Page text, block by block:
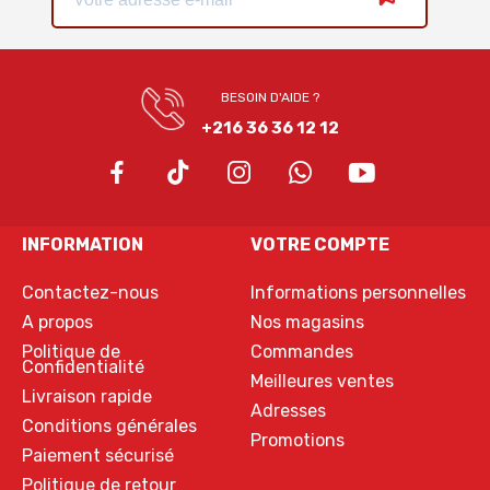
BESOIN D'AIDE ?
+216 36 36 12 12
INFORMATION
Contactez-nous
A propos
Politique de
Confidentialité
Livraison rapide
Conditions générales
Paiement sécurisé
Politique de retour
VOTRE COMPTE
Informations personnelles
Nos magasins
Commandes
Meilleures ventes
Adresses
Promotions